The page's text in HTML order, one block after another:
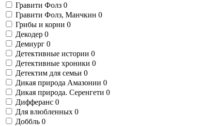
Гравити Фолз 0
Гравити Фолз, Манчкин 0
Грибы и корни 0
Декодер 0
Демиург 0
Детективные истории 0
Детективные хроники 0
Детектим для семьи 0
Дикая природа Амазонии 0
Дикая природа. Серенгети 0
Дифферанс 0
Для влюбленных 0
Доббль 0